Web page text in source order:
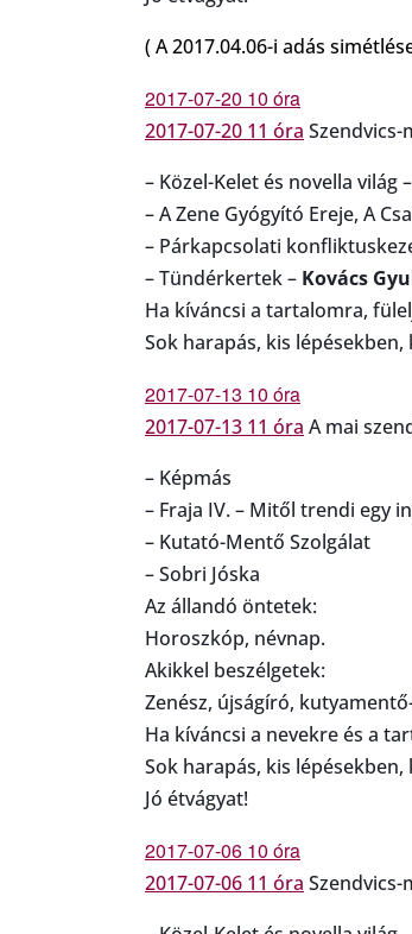
( A 2017.04.06-i adás
2017-07-20 10 óra
2017-07-20 11 óra
– Közel-Kelet és novella világ –
– A Zene Gyógyító Ereje, A
– Párkapcsolati
– Tündérkertek – Kovács
Ha kíváncsi a tartalomra,
Sok harapás, kis
2017-07-13 10 óra
2017-07-13 11 óra A mai
– Képmás
– Fraja IV. – Mitől trendi egy
– Kutató-Mentő Szolgálat
– Sobri Jóska
Az állandó öntetek:
Horoszkóp, névnap.
Akikkel beszélgetek:
Zenész, újságíró,
Ha kíváncsi a nevekre és a
Sok harapás, kis
Jó étvágyat!
2017-07-06 10 óra
2017-07-06 11 óra